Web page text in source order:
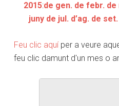
2015:de gen. de febr. de
juny de jul. d’ag. de set.
Feu clic aquíper a veure
feu clic damunt d'un mes o